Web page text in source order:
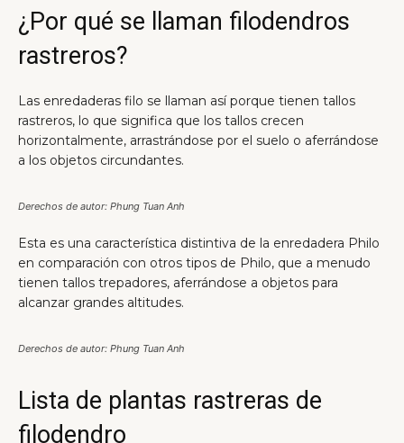
¿Por qué se llaman filodendros
rastreros?
Las enredaderas filo se llaman así porque tienen tallos
rastreros, lo que significa que los tallos crecen
horizontalmente, arrastrándose por el suelo o aferrándose
a los objetos circundantes.
Derechos de autor: Phung Tuan Anh
Esta es una característica distintiva de la enredadera Philo
en comparación con otros tipos de Philo, que a menudo
tienen tallos trepadores, aferrándose a objetos para
alcanzar grandes altitudes.
Derechos de autor: Phung Tuan Anh
Lista de plantas rastreras de
filodendro